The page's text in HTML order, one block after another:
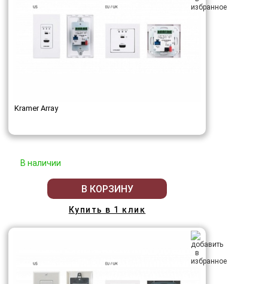
Kramer Array
В наличии
В КОРЗИНУ
Купить в 1 клик